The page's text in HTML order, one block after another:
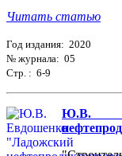
Читать статью
Год издания: 2020
№ журнала: 05
Стр. : 6-9
Ю.В.